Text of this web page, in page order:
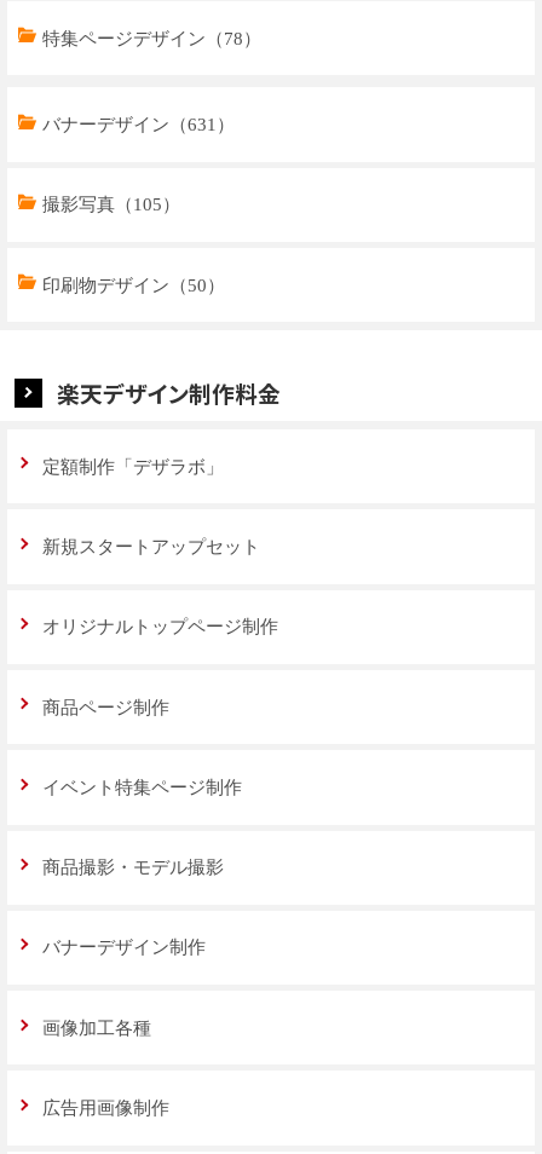
特集ページデザイン（78）
トップページデザイン（32）
商品ページデザイン（769）
特集ページデザイン（59）
バナーデザイン（631）
撮影写真（105）
印刷物デザイン（50）
楽天デザイン制作料金
定額制作「デザラボ」
新規スタートアップセット
オリジナルトップページ制作
商品ページ制作
イベント特集ページ制作
商品撮影・モデル撮影
バナーデザイン制作
画像加工各種
広告用画像制作